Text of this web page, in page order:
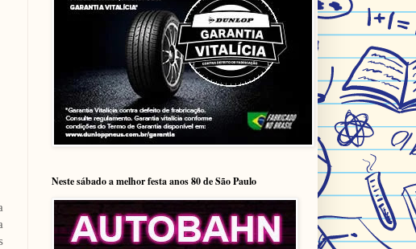
Neste sábado a melhor festa anos 80 de São Paulo